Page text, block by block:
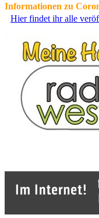
Informationen zu
Hier findet ihr alle